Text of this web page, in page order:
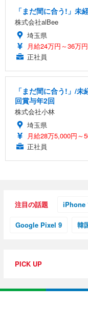
「まだ間に合う!」未
株式会社alBee
埼玉県
月給24万円～36万円
正社員
「まだ間に合う!」/
回賞与年2回
株式会社小林
埼玉県
月給28万5,000円～
正社員
注目の話題 iPhone
Google Pixel 9 韓
PICK UP